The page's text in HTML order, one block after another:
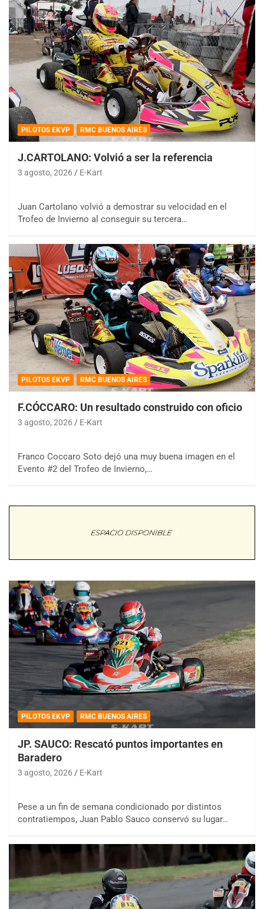
PILOTOS EKVP RMC BUENOS AIRES
J.CARTOLANO: Volvió a ser la referencia
3 agosto, 2026 E-Kart
Juan Cartolano volvió a demostrar su velocidad en el
Trofeo de Invierno al conseguir su tercera…
PILOTOS EKVP RMC BUENOS AIRES
F.CÓCCARO: Un resultado construido con oficio
3 agosto, 2026 E-Kart
Franco Coccaro Soto dejó una muy buena imagen en el
Evento #2 del Trofeo de Invierno,…
PILOTOS EKVP RMC BUENOS AIRES
JP. SAUCO: Rescató puntos importantes en
Baradero
3 agosto, 2026 E-Kart
Pese a un fin de semana condicionado por distintos
contratiempos, Juan Pablo Sauco conservó su lugar…